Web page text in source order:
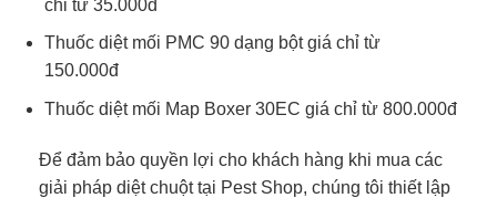
chỉ từ 35.000đ
Thuốc diệt mối PMC 90 dạng bột giá chỉ từ
150.000đ
Thuốc diệt mối Map Boxer 30EC giá chỉ từ 800.000đ
Để đảm bảo quyền lợi cho khách hàng khi mua các
giải pháp diệt chuột tại Pest Shop, chúng tôi thiết lập